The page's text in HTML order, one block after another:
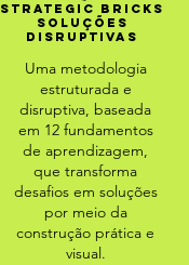
STRATEGIC BRICKS
Soluções
Disruptivas
Uma metodologia
estruturada e
disruptiva, baseada
em 12 fundamentos
de aprendizagem,
que transforma
desafios em soluções
por meio da
construção prática e
visual.